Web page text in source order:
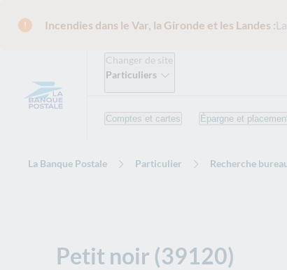
Incendies dans le Var, la Gironde et les Landes :
Changer de site
Particuliers
Comptes et cartes Épargne et
La Banque Postale Particulier Recherche
Petit noir (39120)